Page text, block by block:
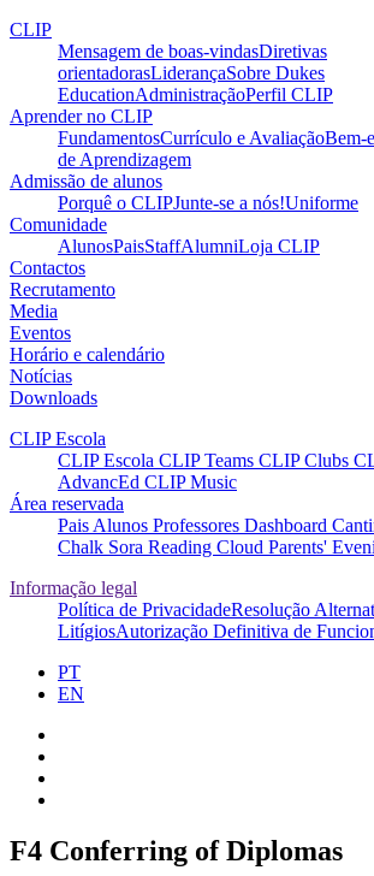
CLIP
Mensagem de boas-vindasDiretivas
orientadorasLiderançaSobre Dukes
EducationAdministraçãoPerfil CLIP
Aprender no CLIP
FundamentosCurrículo e AvaliaçãoBem-
de Aprendizagem
Admissão de alunos
Porquê o CLIPJunte-se a nós!Uniforme
Comunidade
AlunosPaisStaffAlumniLoja CLIP
Contactos
Recrutamento
Media
Eventos
Horário e calendário
Notícias
Downloads
CLIP Escola
CLIP Escola CLIP Teams CLIP Clubs
AdvancEd CLIP Music
Área reservada
Pais Alunos Professores Dashboard
Chalk Sora Reading Cloud Parents'
Informação legal
Política de PrivacidadeResolução
LitígiosAutorização Definitiva de
PT
EN
F4 Conferring of Diplomas